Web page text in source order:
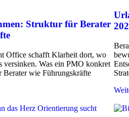
Struktur für Berater
Office schafft Klarheit dort, wo
versinken. Was ein PMO konkret
Berater wie Führungskräfte